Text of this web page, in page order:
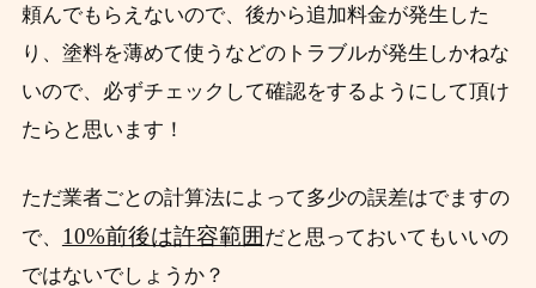
頼んでもらえないので、後から追加料金が発生した
り、塗料を薄めて使うなどのトラブルが発生しかねな
いので、必ずチェックして確認をするようにして頂け
たらと思います！
ただ業者ごとの計算法によって多少の誤差はでますの
で、 10%前後は許容範囲 だと思っておいてもいいの
ではないでしょうか？